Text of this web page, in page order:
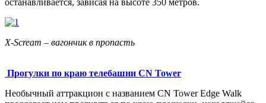
X-Scream – вагончик в пропасть
Прогулки по краю телебашни CN Tower
Необычный аттракцион с названием CN Tower Edge Walk